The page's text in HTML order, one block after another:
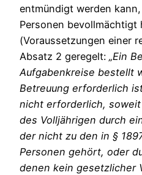
entmündigt werden
Personen bevollmächtigt
(Voraussetzungen einer
Absatz 2 geregelt: „Ein
Aufgabenkreise bestellt
Betreuung erforderlich
nicht erforderlich,
des Volljährigen durch
der nicht zu den in §
Personen gehört, oder
denen kein gesetzlicher